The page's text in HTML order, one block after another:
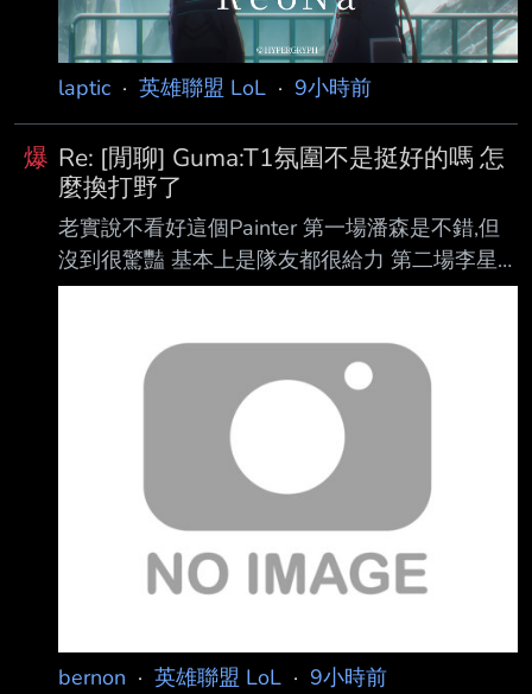
laptic · 英雄聯盟 LoL · 9小時前
爆 Re: [閒聊] Guma:T1氛圍不是挺好的嗎 怎
麼換打野了
老實說不看好這個Painter 第一場潘森是不錯,但
沒到很驚豔 基本上是隊友都很給力 第二場李星
沒什麼在gank 打團都很被動 第三場更慘, 不知道
Painter本身不怎麼強阿 沒記錯的話完全沒看到插
眼閃現飛踢的畫面 基操普普 一直在農的話派板
友上去也可以啊 雖然Oner的確有狀態下滑的問題
但看起來Painter還需要很多時間適應 大概是這樣
bernon · 英雄聯盟 LoL · 9小時前